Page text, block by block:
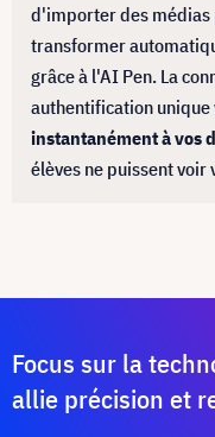
d'importer des
transformer
grâce à l'AI Pen. La
authentification unique
instantanément à vos
élèves ne puissent voir
Focus sur la
allie précision et